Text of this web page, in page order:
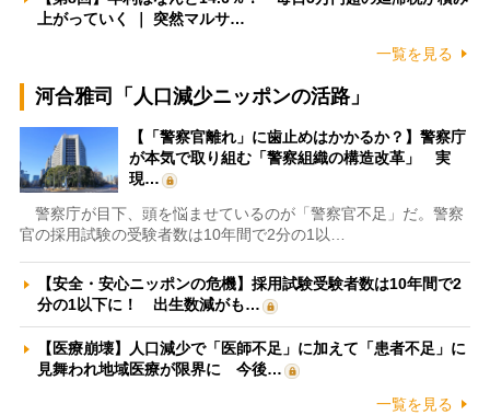
上がっていく ｜ 突然マルサ…
一覧を見る
河合雅司「人口減少ニッポンの活路」
【「警察官離れ」に歯止めはかかるか？】警察庁
が本気で取り組む「警察組織の構造改革」 実
現…
警察庁が目下、頭を悩ませているのが「警察官不足」だ。警察
官の採用試験の受験者数は10年間で2分の1以…
【安全・安心ニッポンの危機】採用試験受験者数は10年間で2
分の1以下に！ 出生数減がも…
【医療崩壊】人口減少で「医師不足」に加えて「患者不足」に
見舞われ地域医療が限界に 今後…
一覧を見る